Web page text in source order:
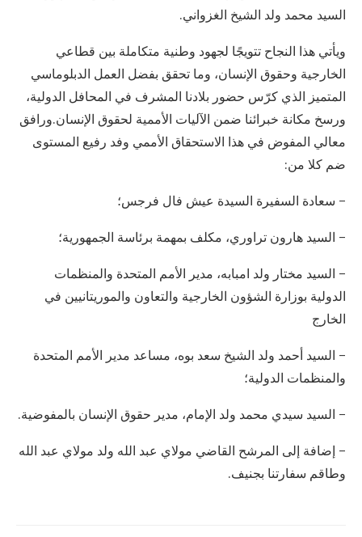
السيد محمد ولد الشيخ الغزواني.
ويأتي هذا النجاح تتويجًا لجهود وطنية متكاملة بين قطاعي
الخارجية وحقوق الإنسان، وما تحقق بفضل العمل الدبلوماسي
المتميز الذي كرّس حضور بلادنا المشرف في المحافل الدولية،
ورسخ مكانة خبرائنا ضمن الآليات الأممية لحقوق الإنسان.ورافق
معالي المفوض في هذا الاستحقاق الأممي وفد رفيع المستوى
ضم كلا من:
– سعادة السفيرة السيدة عيش فال فرجس؛
– السيد هارون تراوري، مكلف بمهمة برئاسة الجمهورية؛
– السيد مختار ولد امبابه، مدير الأمم المتحدة والمنظمات
الدولية بوزارة الشؤون الخارجية والتعاون والموريتانيين في
الخارج
– السيد أحمد ولد الشيخ سعد بوه، مساعد مدير الأمم المتحدة
والمنظمات الدولية؛
– السيد سيدي محمد ولد الإمام، مدير حقوق الإنسان بالمفوضية.
– إضافة إلى المرشح القاضي مولاي عبد الله ولد مولاي عبد الله
وطاقم سفارتنا بجنيف.